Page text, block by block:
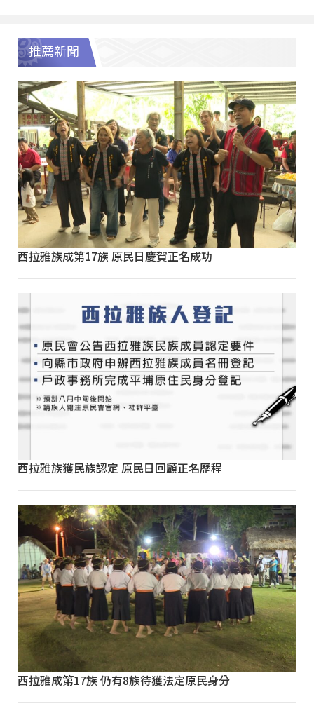
推薦新聞
西拉雅族成第17族 原民日慶賀正名成功
西拉雅族獲民族認定 原民日回顧正名歷程
西拉雅成第17族 仍有8族待獲法定原民身分